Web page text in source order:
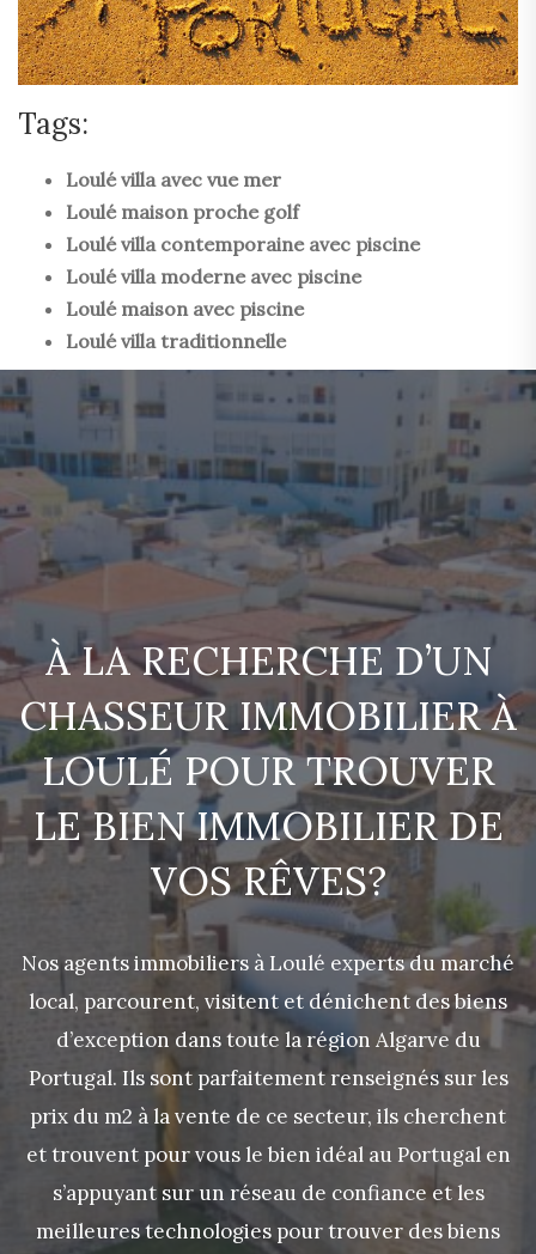
Tags:
Loulé villa avec vue mer
Loulé maison proche golf
Loulé villa contemporaine avec piscine
Loulé villa moderne avec piscine
Loulé maison avec piscine
Loulé villa traditionnelle
À LA RECHERCHE D’UN
CHASSEUR IMMOBILIER À
LOULÉ POUR TROUVER
LE BIEN IMMOBILIER DE
VOS RÊVES?
Nos agents immobiliers à Loulé experts du marché
local, parcourent, visitent et dénichent des biens
d’exception dans toute la région Algarve du
Portugal. Ils sont parfaitement renseignés sur les
prix du m2 à la vente de ce secteur, ils cherchent
et trouvent pour vous le bien idéal au Portugal en
s’appuyant sur un réseau de confiance et les
meilleures technologies pour trouver des biens